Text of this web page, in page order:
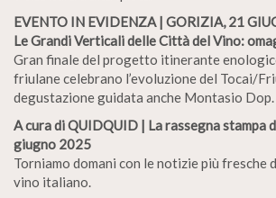
EVENTO IN EVIDENZA | GORIZIA, 21
Le Grandi Verticali delle Città del Vino:
Gran finale del progetto itinerante
friulane celebrano l’evoluzione del Tocai/
degustazione guidata anche Montasio Dop.
A cura di QUIDQUID | La rassegna stampa
giugno 2025
Torniamo domani con le notizie più fresche
vino italiano.